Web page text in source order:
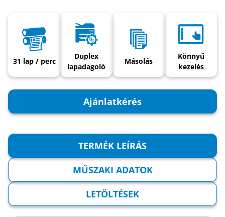
31 lap / perc
Duplex
lapadagoló
Másolás
Könnyű
kezelés
Ajánlatkérés
TERMÉK LEÍRÁS
MŰSZAKI ADATOK
LETÖLTÉSEK